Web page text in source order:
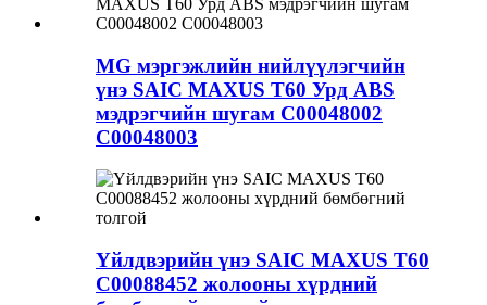
MG мэргэжлийн нийлүүлэгчийн
үнэ SAIC MAXUS T60 Урд ABS
мэдрэгчийн шугам C00048002
C00048003
Үйлдвэрийн үнэ SAIC MAXUS T60
C00088452 жолооны хүрдний